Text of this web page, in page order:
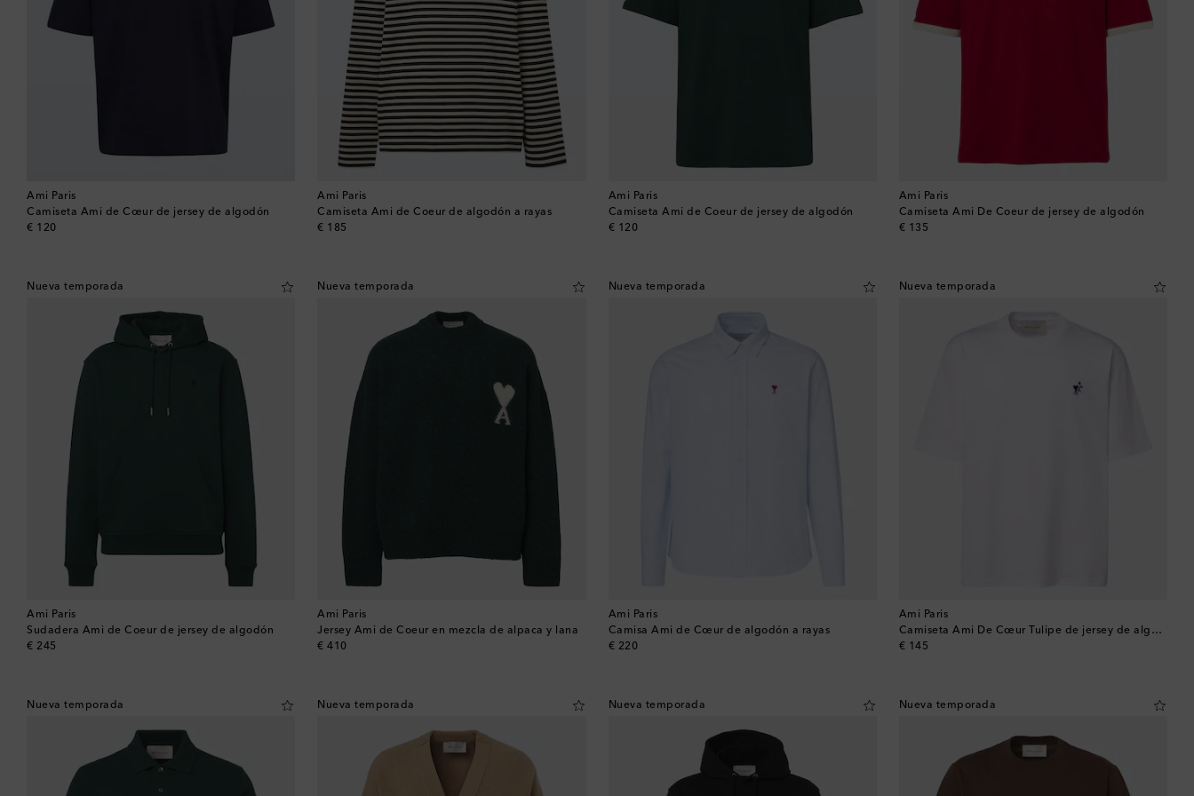
Ami Paris
Camiseta Ami de Cœur de jersey de algodón
€ 120
original price
Ami Paris
Camiseta Ami de Coeur de algodón a rayas
€ 185
original price
Ami Paris
Camiseta Ami de Coeur de jersey de algodón
€ 120
original price
Ami Paris
Camiseta Ami De Coeur de jersey de algodón
€ 135
original price
Nueva temporada
Ami Paris
Sudadera Ami de Coeur de jersey de algodón
€ 245
original price
Nueva temporada
Ami Paris
Jersey Ami de Coeur en mezcla de alpaca y lana
€ 410
original price
Nueva temporada
Ami Paris
Camisa Ami de Cœur de algodón a rayas
€ 220
original price
Nueva temporada
Ami Paris
Camiseta Ami De Cœur Tulipe de jersey de algodón
€ 145
original price
Nueva temporada Nueva temporada Nueva temporada Nueva temporada
Baréin
Chipre